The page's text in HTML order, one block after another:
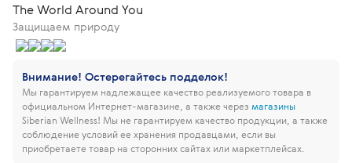
The World Around You
Защищаем природу
Внимание! Остерегайтесь подделок!
Мы гарантируем надлежащее качество реализуемого товара в
официальном Интернет-магазине, а также через магазины
Siberian Wellness! Мы не гарантируем качество продукции, а также
соблюдение условий ее хранения продавцами, если вы
приобретаете товар на сторонних сайтах или маркетплейсах.